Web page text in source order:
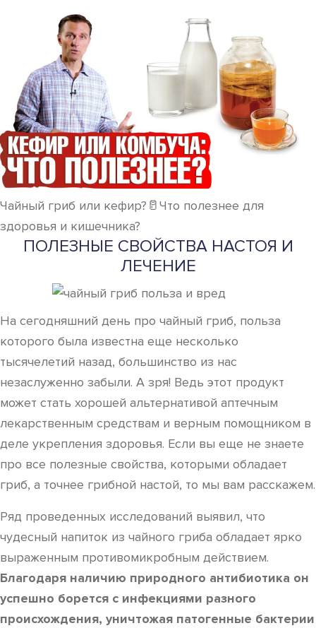
Чайный гриб или кефир?🥛Что полезнее для
здоровья и кишечника?
ПОЛЕЗНЫЕ СВОЙСТВА НАСТОЯ И
ЛЕЧЕНИЕ
На сегодняшний день про чайный гриб, польза
которого была известна еще несколько
тысячелетий назад, большинство из нас
незаслуженно забыли. А зря! Ведь этот продукт
может стать хорошей альтернативой аптечным
лекарственным средствам и верным помощником в
деле укрепления здоровья. Если вы еще не знаете
про все полезные свойства, которыми обладает
гриб, а точнее грибной настой, то мы вам расскажем.
Ряд проведенных исследований выявил, что
чудесный напиток из чайного гриба обладает ярко
выраженным противомикробным действием.
Благодаря наличию природного антибиотика он
успешно борется с инфекциями разного
происхождения, уничтожая патогенные бактерии